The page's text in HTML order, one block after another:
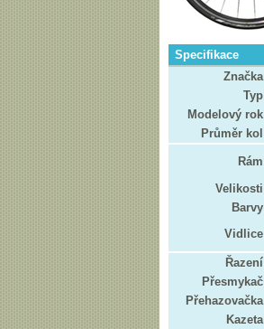
Specifikace
Značka
Typ
Modelový rok
Průměr kol
Rám
Velikosti
Barvy
Vidlice
Řazení
Přesmykač
Přehazovačka
Kazeta